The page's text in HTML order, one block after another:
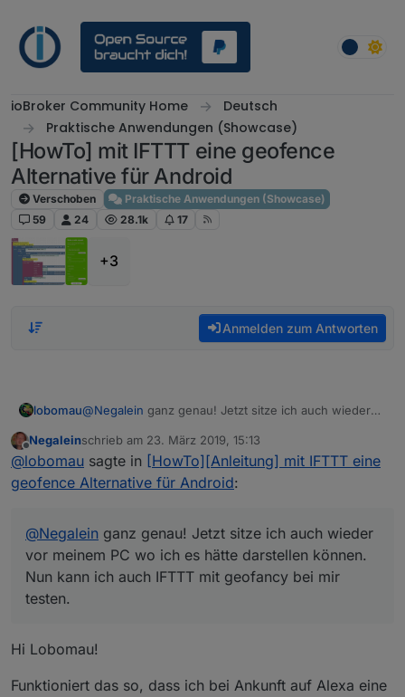
ioBroker Community Home
Deutsch
Praktische Anwendungen (Showcase)
[HowTo] mit IFTTT eine geofence
Alternative für Android
Verschoben
Praktische Anwendungen (Showcase)
59
24 28.1k 17
+3
Anmelden zum Antworten
lobomau@Negalein ganz genau! Jetzt sitze ich auch wieder
Nun kann ich auch IFTTT mit geofancy bei mir testen.
Offline
Negaleinschrieb am 23. März 2019, 15:13
zuletzt editiert von
@lobomau sagte in [HowTo][Anleitung] mit IFTTT eine
geofence Alternative für Android:
@Negalein ganz genau! Jetzt sitze ich auch wieder
vor meinem PC wo ich es hätte darstellen können.
Nun kann ich auch IFTTT mit geofancy bei mir
testen.
Hi Lobomau!
Funktioniert das so, dass ich bei Ankunft auf Alexa eine